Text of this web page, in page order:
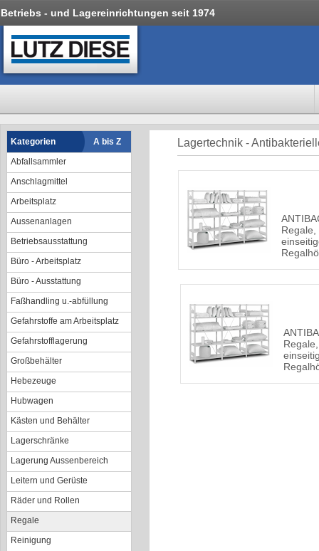
Betriebs - und Lagereinrichtungen seit 1974
Kategorien
A bis Z
Abfallsammler
Anschlagmittel
Arbeitsplatz
Aussenanlagen
Betriebsausstattung
Büro - Arbeitsplatz
Büro - Ausstattung
Faßhandling u.-abfüllung
Gefahrstoffe am Arbeitsplatz
Gefahrstofflagerung
Großbehälter
Hebezeuge
Hubwagen
Kästen und Behälter
Lagerschränke
Lagerung Aussenbereich
Leitern und Gerüste
Räder und Rollen
Regale
Reinigung
Lagertechnik -
Regale,